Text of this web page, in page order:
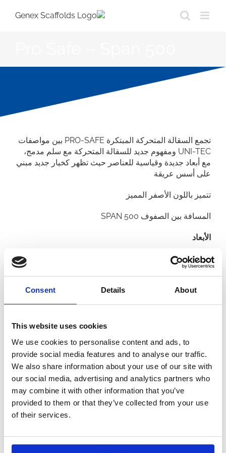
Consent Details About
This website uses cookies
We use cookies to personalise content and ads, to
provide social media features and to analyse our traffic.
We also share information about your use of our site with
our social media, advertising and analytics partners who
may combine it with other information that you’ve
provided to them or that they’ve collected from your use
of their services.
تجمع السقالة المتحركة المبتكرة PRO-SAFE بين مواصفات
UNI-TEC ومفهوم جديد للسقالة المتحركة مع سلم مدمج،
مع أبعاد جديدة وقياسية للعناصر حيث تظهر كخيار جديد مبني
على أسس عريقة
تتميز باللون الأصفر المميز
المسافة بين الصفوف SPAN 500
الأبعاد
الطول:
2,00 متر و 2,50 متر
الارتفاع: متغير حتى 12,00 متر
تنزيل الوثائق الفنية
PROSAFE SPAN 500